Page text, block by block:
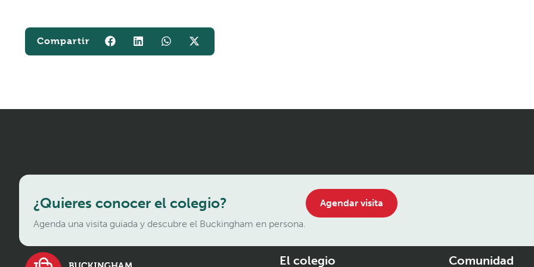
¿Quieres conocer el colegio?
Agenda una visita guiada y descubre el Buckingham en persona.
Agendar visita
El colegio Comunidad